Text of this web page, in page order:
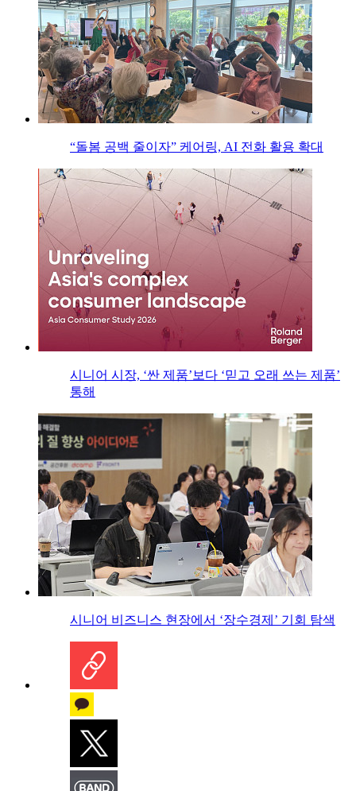
“돌봄 공백 줄이자” 케어링, AI 전화 활용 확대
시니어 시장, ‘싼 제품’보다 ‘믿고 오래 쓰는 제품’
통해
시니어 비즈니스 현장에서 ‘장수경제’ 기회 탐색